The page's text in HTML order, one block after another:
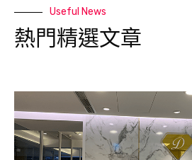
Useful News
熱門精選文章